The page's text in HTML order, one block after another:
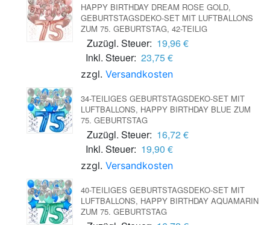
HAPPY BIRTHDAY DREAM ROSE GOLD,
GEBURTSTAGSDEKO-SET MIT LUFTBALLONS
ZUM 75. GEBURTSTAG, 42-TEILIG
Zuzügl. Steuer: 19,96 €
Inkl. Steuer: 23,75 €
zzgl. Versandkosten
34-TEILIGES GEBURTSTAGSDEKO-SET MIT
LUFTBALLONS, HAPPY BIRTHDAY BLUE ZUM
75. GEBURTSTAG
Zuzügl. Steuer: 16,72 €
Inkl. Steuer: 19,90 €
zzgl. Versandkosten
40-TEILIGES GEBURTSTAGSDEKO-SET MIT
LUFTBALLONS, HAPPY BIRTHDAY AQUAMARIN
ZUM 75. GEBURTSTAG